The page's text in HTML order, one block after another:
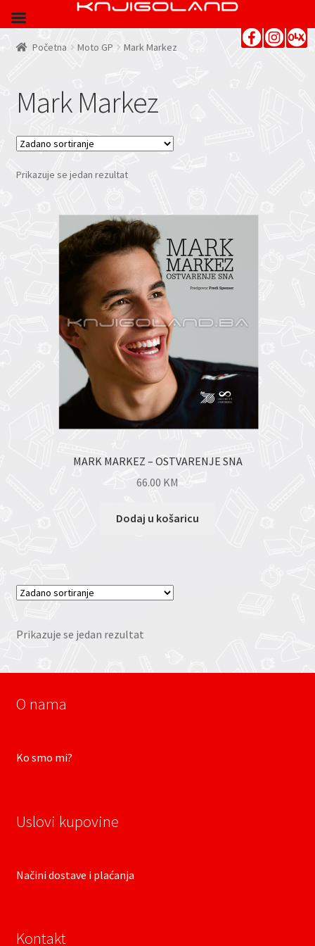
Početna Moto GP Mark Markez
Mark Markez
Prikazuje se jedan rezultat
MARK MARKEZ – OSTVARENJE SNA
66.00 KM
Dodaj u košaricu
Prikazuje se jedan rezultat
O nama
Ko smo mi?
Uslovi kupovine
Načini dostave i plaćanja
Kontakt